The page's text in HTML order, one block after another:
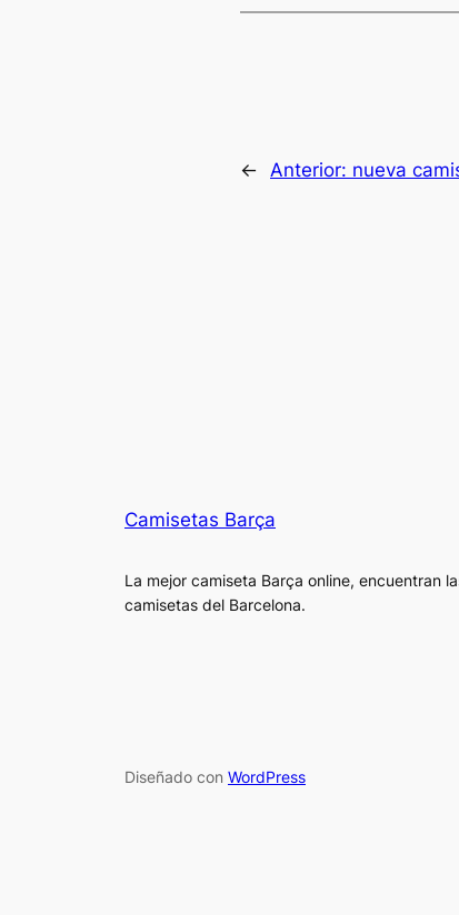
← Anterior: nueva
Camisetas Barça
La mejor camiseta Barça online, encuentran
camisetas del Barcelona.
Diseñado con WordPress